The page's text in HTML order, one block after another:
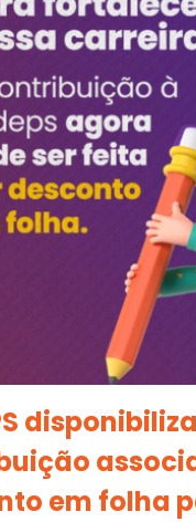
disponibiliza
em folha